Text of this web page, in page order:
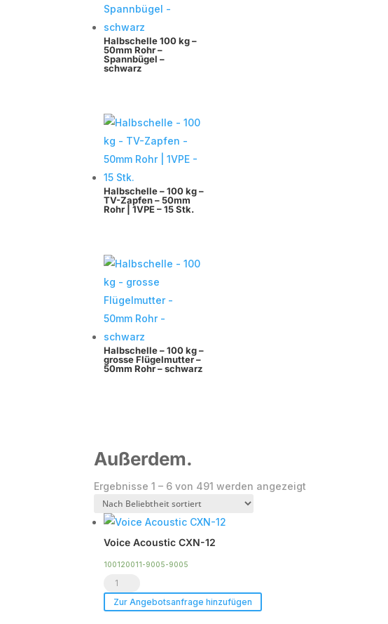
Halbschelle 100 kg –
50mm Rohr –
Spannbügel –
schwarz
Halbschelle – 100 kg –
TV-Zapfen – 50mm
Rohr | 1VPE – 15 Stk.
Halbschelle – 100 kg –
grosse Flügelmutter –
50mm Rohr – schwarz
Außerdem.
Ergebnisse 1 – 6 von 491 werden angezeigt
Voice Acoustic CXN-12
100120011-9005-9005
Voice
Acoustic
Zur Angebotsanfrage hinzufügen